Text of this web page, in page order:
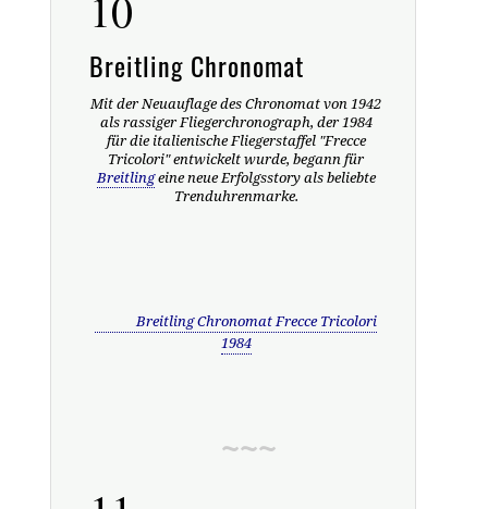
Breitling Chronomat
Mit der Neuauflage des Chronomat von 1942
als rassiger Fliegerchronograph, der 1984
für die italienische Fliegerstaffel "Frecce
Tricolori" entwickelt wurde, begann für
Breitlingeine neue Erfolgsstory als beliebte
Trenduhrenmarke.
Breitling Chronomat Frecce Tricolori
1984